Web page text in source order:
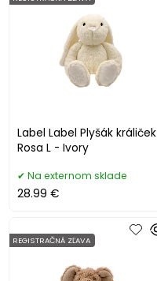
Label Label Plyšák králiček
Rosa L - Ivory
Na externom sklade
28.99 €
REGISTRAČNÁ ZĽAVA